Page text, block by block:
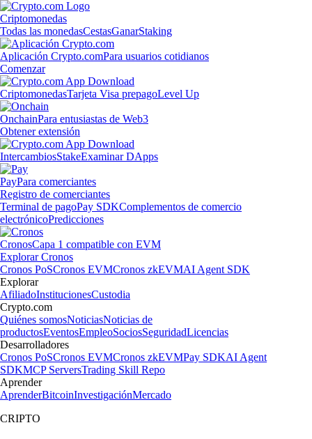
Criptomonedas
Todas las monedasCestasGanarStaking
Aplicación Crypto.comPara usuarios cotidianos
Comenzar
CriptomonedasTarjeta Visa prepagoLevel Up
OnchainPara entusiastas de Web3
Obtener extensión
IntercambiosStakeExaminar DApps
PayPara comerciantes
Registro de comerciantes
Terminal de pagoPay SDKComplementos de comercio
electrónicoPredicciones
CronosCapa 1 compatible con EVM
Explorar Cronos
Cronos PoSCronos EVMCronos zkEVMAI Agent SDK
Explorar
AfiliadoInstitucionesCustodia
Crypto.com
Quiénes somosNoticiasNoticias de
productosEventosEmpleoSociosSeguridadLicencias
Desarrolladores
Cronos PoSCronos EVMCronos zkEVMPay SDKAI Agent
SDKMCP ServersTrading Skill Repo
Aprender
AprenderBitcoinInvestigaciónMercado
CRIPTO